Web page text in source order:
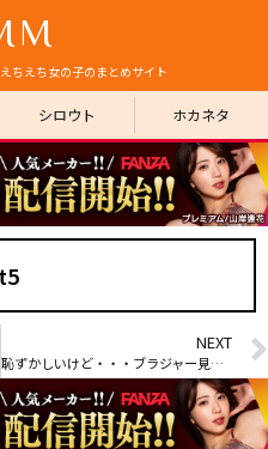
ちえち女の子のまとめサイト
シロウト ホカネタ
NEXT
恥ずかしいけど・・・ブラジャー見せます part30